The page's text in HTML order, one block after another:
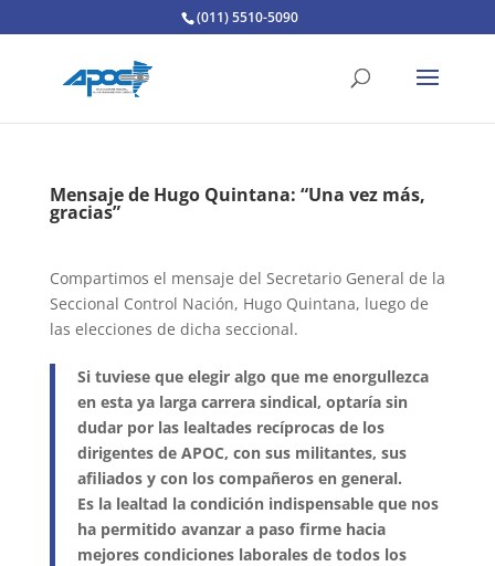
(011) 5510-5090
Mensaje de Hugo Quintana: “Una vez más,
gracias”
Compartimos el mensaje del Secretario General de la
Seccional Control Nación, Hugo Quintana, luego de
las elecciones de dicha seccional.
Si tuviese que elegir algo que me enorgullezca
en esta ya larga carrera sindical, optaría sin
dudar por las lealtades recíprocas de los
dirigentes de APOC, con sus militantes, sus
afiliados y con los compañeros en general.
Es la lealtad la condición indispensable que nos
ha permitido avanzar a paso firme hacia
mejores condiciones laborales de todos los